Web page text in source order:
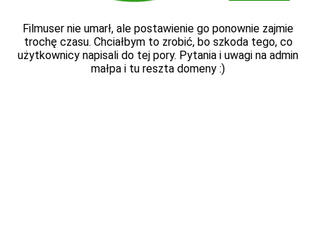
Filmuser nie umarł, ale postawienie go ponownie zajmie
trochę czasu. Chciałbym to zrobić, bo szkoda tego, co
użytkownicy napisali do tej pory. Pytania i uwagi na admin
małpa i tu reszta domeny :)